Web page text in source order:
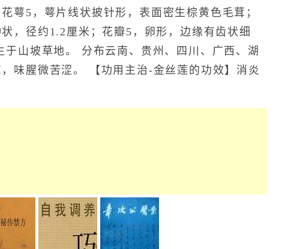
萼5，萼片线状披针形，表面密生棕黄色毛茸；
，径约1.2厘米；花瓣5，卵形，边缘有齿状细
于山坡草地。 分布云南、贵州、四川、广西、湖
味腥微苦涩。 【功用主治-金丝莲的功效】消炎